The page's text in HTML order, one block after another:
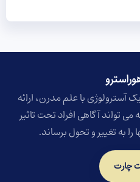
آسترولوژی با علم مدرن، ارائه
تواند آگاهی افراد تحت تاثیر
را به تغییر و تحول برساند.
چارت